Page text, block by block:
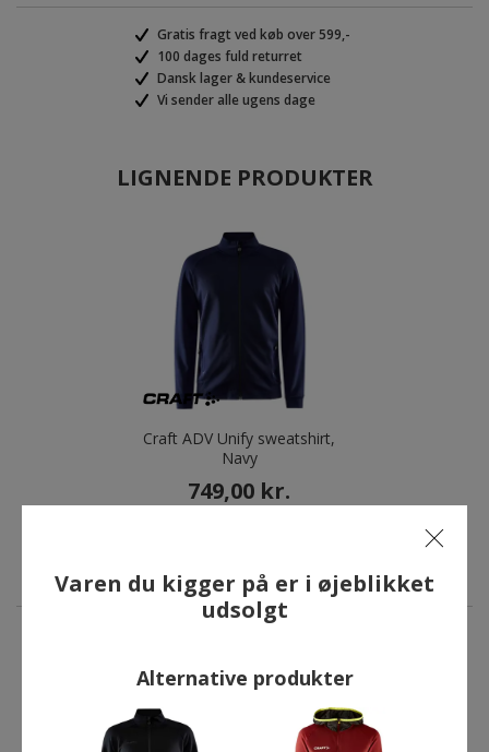
Gratis fragt ved køb over 599,-
100 dages fuld returret
Dansk lager & kundeservice
Vi sender alle ugens dage
LIGNENDE PRODUKTER
Craft ADV Unify sweatshirt,
Navy
749,00 kr.
ANDRE HAR OGSÅ KØBT
Varen du kigger på er i øjeblikket
udsolgt
Alternative produkter